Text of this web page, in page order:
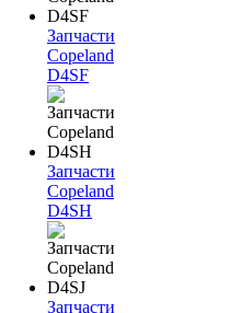
Запчасти
Copeland
D4SF
Запчасти
Copeland
D4SH
Запчасти